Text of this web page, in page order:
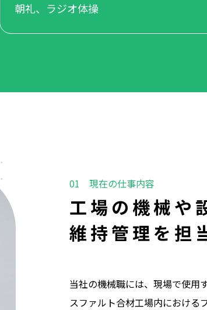
朝礼、ラジオ体操
工場の機械や
維持管理を担
当社の機械職には、現場で使用
スファルト合材工場内における